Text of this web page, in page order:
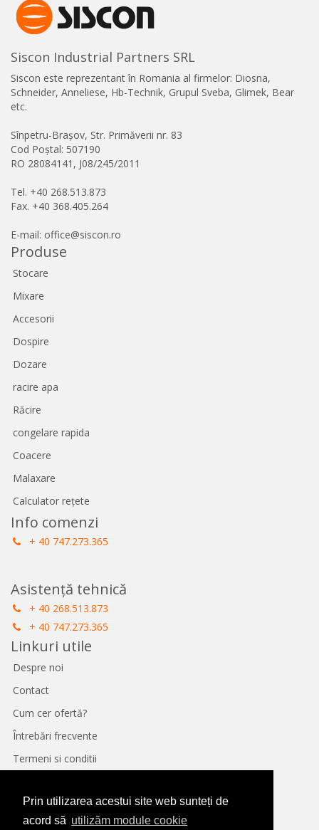
Prin utilizarea acestui site web sunteți de
acord să utilizăm module cookie
Siscon Industrial Partners SRL
Siscon este reprezentant în Romania al firmelor: Diosna,
Schneider, Anneliese, Hb-Technik, Grupul Sveba, Glimek, Bear
etc.
Sînpetru-Brașov, Str. Primăverii nr. 83
Cod Poștal: 507190
RO 28084141, J08/245/2011
Tel. +40 268.513.873
Fax. +40 368.405.264
E-mail: office@siscon.ro
Produse
Stocare
Mixare
Accesorii
Dospire
Dozare
racire apa
Răcire
congelare rapida
Coacere
Malaxare
Calculator rețete
Info comenzi
+ 40 747.273.365
Asistență tehnică
+ 40 268.513.873
+ 40 747.273.365
Linkuri utile
Despre noi
Contact
Cum cer ofertă?
Întrebări frecvente
Termeni si conditii
Panou de control GDPR
Politica de utilizare cookie-uri